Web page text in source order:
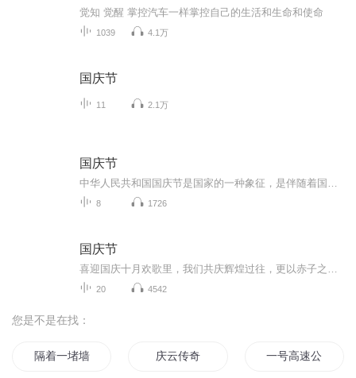
觉知 觉醒 掌控汽车一样掌控自己的生活和生命和使命
1039 4.1万
国庆节
11 2.1万
国庆节
8 1726
国庆节
20 4542
您是不是在找：
隔着一堵墙的我们 庆云传奇 一号高速公路